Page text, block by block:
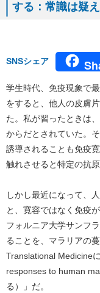
する：常識は疑
SNSシェア
学生時代、免疫現象で
をすると、他人の皮膚
た。私が習ったときは
からだとされていた。
誘導されることも免疫
触れさせると特定の抗
しかし最近になって、
と、寛容ではなく免疫
フォルニア大学サンフ
ることを、マラリアの
Translational Medicine
responses to human
る）」だ。